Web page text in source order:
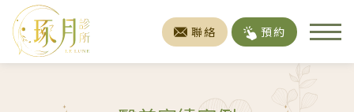
聯絡 預約